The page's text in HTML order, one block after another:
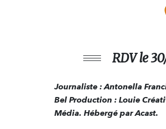
RDV le
Journaliste : Antonella
Bel Production : Louie
Média. Hébergé par Acast.